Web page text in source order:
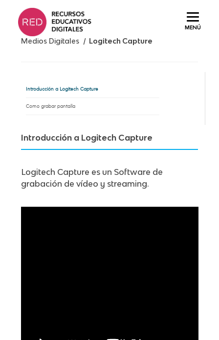
MENÚ
Saltar
contenido.
Medios Digitales /Logitech Capture
Introducción a Logitech Capture
Como grabar pantalla
Introducción a Logitech Capture
Logitech Capture es un Software de
grabación de vídeo y streaming.